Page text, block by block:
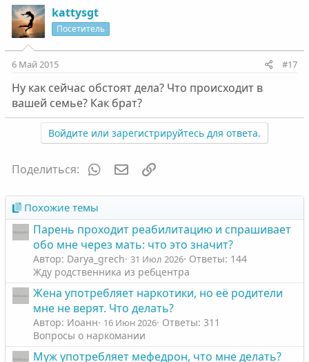
kattysgt
Посетитель
6 Май 2015 #17
Ну как сейчас обстоят дела? Что происходит в
вашей семье? Как брат?
Войдите или зарегистрируйтесь для ответа.
Поделиться: WhatsAppЭлектронная почта
Похожие темы
Парень проходит реабилитацию и спрашивает
обо мне через мать: что это значит?
Автор: Darya_grech 31 Июл 2026 Ответы: 144
Жду родственника из ребцентра
Жена употребляет наркотики, но её родители
мне не верят. Что делать?
Автор: Иоанн 16 Июн 2026 Ответы: 311
Вопросы о наркомании
Муж употребляет мефедрон, что мне делать?